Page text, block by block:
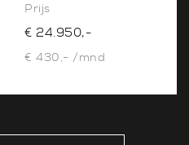
Prijs
€ 24.950,-
€ 430,- /mnd